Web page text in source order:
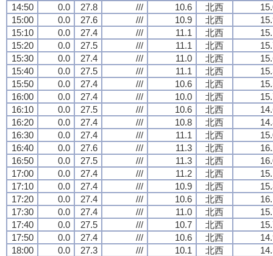
14:50 0.0 27.8 /// 10.6 北西
15:00
0.0 27.6 /// 10.9 北西
15:10
0.0 27.4 /// 11.1 北西
15:20
0.0 27.5 /// 11.1 北西
15:30
0.0 27.4 /// 11.0 北西
15:40
0.0 27.5 /// 11.1 北西
15:50
0.0 27.4 /// 10.6 北西
16:00
0.0 27.4 /// 10.0 北西
16:10
0.0 27.5 /// 10.6 北西
16:20
0.0 27.4 /// 10.8 北西
16:30
0.0 27.4 /// 11.1 北西
16:40
0.0 27.6 /// 11.3 北西
16:50
0.0 27.5 /// 11.3 北西
17:00
0.0 27.4 /// 11.2 北西
17:10
0.0 27.4 /// 10.9 北西
17:20
0.0 27.4 /// 10.6 北西
17:30
0.0 27.4 /// 11.0 北西
17:40
0.0 27.5 /// 10.7 北西
17:50
0.0 27.4 /// 10.6 北西
18:00
0.0 27.3 /// 10.1 北西